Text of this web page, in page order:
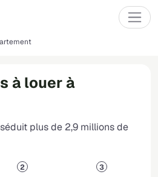
à louer à
plus de 2,9 millions de